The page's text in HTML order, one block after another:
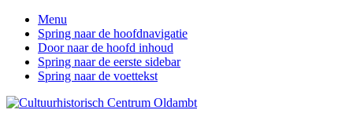
Menu
Spring naar de hoofdnavigatie
Door naar de hoofd inhoud
Spring naar de eerste sidebar
Spring naar de voettekst